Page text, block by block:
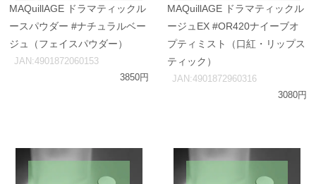
MAQuillAGE ドラマティックル
ースパウダー #ナチュラルベー
ジュ（フェイスパウダー）
JAN:4901872060153
3850円
MAQuillAGE ドラマティックル
ージュEX #OR420ナイーブオ
プティミスト（口紅・リップス
ティック）
JAN:4901872960316
3080円